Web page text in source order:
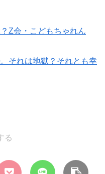
Z会・こどもちゃれん
それは地獄？それとも幸
る